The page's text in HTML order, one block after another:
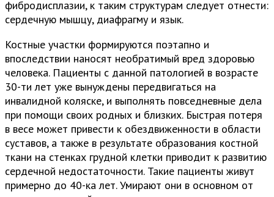
фибродисплазии, к таким структурам следует отнести:
сердечную мышцу, диафрагму и язык.
Костные участки формируются поэтапно и
впоследствии наносят необратимый вред здоровью
человека. Пациенты с данной патологией в возрасте
30-ти лет уже вынуждены передвигаться на
инвалидной коляске, и выполнять повседневные дела
при помощи своих родных и близких. Быстрая потеря
в весе может привести к обездвиженности в области
суставов, а также в результате образования костной
ткани на стенках грудной клетки приводит к развитию
сердечной недостаточности. Такие пациенты живут
примерно до 40-ка лет. Умирают они в основном от